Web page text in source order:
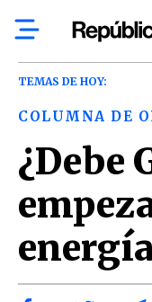
TEMAS DE HOY:
COLUMNA DE
¿Debe